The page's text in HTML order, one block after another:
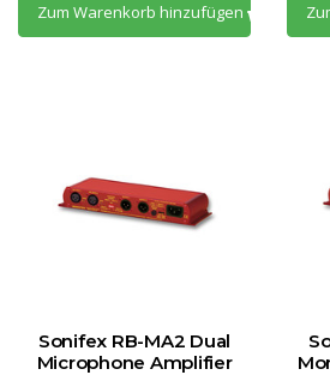
Zum Warenkorb hinzufügen
Sonifex RB-MA2 Dual
Microphone Amplifier